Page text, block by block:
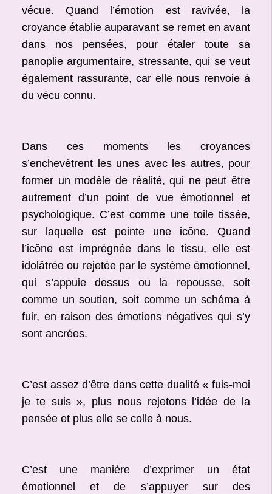
vécue. Quand l’émotion est ravivée, la
croyance établie auparavant se remet en avant
dans nos pensées, pour étaler toute sa
panoplie argumentaire, stressante, qui se veut
également rassurante, car elle nous renvoie à
du vécu connu.
Dans ces moments les croyances
s’enchevêtrent les unes avec les autres, pour
former un modèle de réalité, qui ne peut être
autrement d’un point de vue émotionnel et
psychologique. C’est comme une toile tissée,
sur laquelle est peinte une icône. Quand
l’icône est imprégnée dans le tissu, elle est
idolâtrée ou rejetée par le système émotionnel,
qui s’appuie dessus ou la repousse, soit
comme un soutien, soit comme un schéma à
fuir, en raison des émotions négatives qui s’y
sont ancrées.
C’est assez d’être dans cette dualité « fuis-moi
je te suis », plus nous rejetons l’idée de la
pensée et plus elle se colle à nous.
C’est une manière d’exprimer un état
émotionnel et de s’appuyer sur des